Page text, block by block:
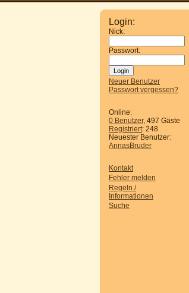
Login:
Nick:
Passwort:
Neuer Benutzer
Passwort vergessen?
Online:
0 Benutzer, 497 Gäste
Registriert: 248
Neuester Benutzer:
AnnasBruder
Kontakt
Fehler melden
Regeln /
Informationen
Suche